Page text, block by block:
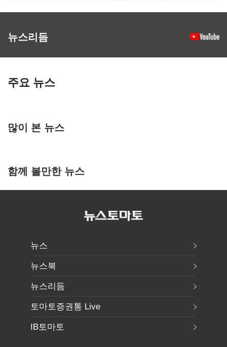
뉴스리듬
주요 뉴스
많이 본 뉴스
함께 볼만한 뉴스
뉴스
뉴스북
뉴스리듬
토마토증권통 Live
IB토마토